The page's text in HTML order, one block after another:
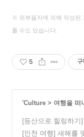
※ 외부필자에 의해 작성된
를 수도 있습니다.
5 구
'Culture > 여행을 떠
[등산으로 힐링하기
담는, 북한산 영봉
[인천 여행] 새해를